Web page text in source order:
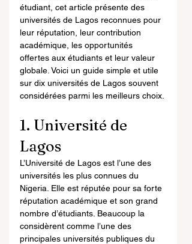
étudiant, cet article présente des
universités de Lagos reconnues pour
leur réputation, leur contribution
académique, les opportunités
offertes aux étudiants et leur valeur
globale. Voici un guide simple et utile
sur dix universités de Lagos souvent
considérées parmi les meilleurs choix.
1. Université de
Lagos
L’Université de Lagos est l’une des
universités les plus connues du
Nigeria. Elle est réputée pour sa forte
réputation académique et son grand
nombre d’étudiants. Beaucoup la
considèrent comme l’une des
principales universités publiques du